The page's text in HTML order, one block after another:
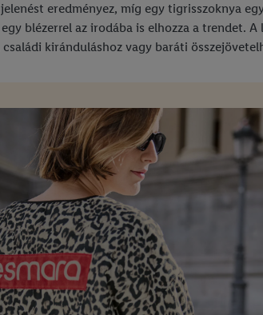
eredményez, míg egy tigrisszoknya
blézerrel az irodába is elhozza a trendet.
kiránduláshoz vagy baráti